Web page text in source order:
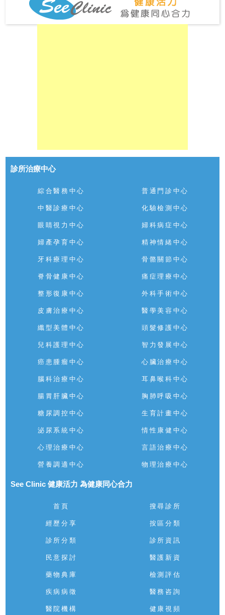
診所治療中心
綜合醫務中心 普通門診中心
中醫診療中心 化驗檢測中心
眼睛視力中心 婦科病症中心
婦產孕育中心 精神情緒中心
牙科療理中心 骨骼關節中心
脊骨健康中心 痛症理療中心
整形復康中心 外科手術中心
皮膚治療中心 醫學美容中心
纖型美體中心 頭髮修護中心
兒科護理中心 智力發展中心
癌患腫瘤中心 心臟治療中心
腦科治療中心 耳鼻喉科中心
腸胃肝臟中心 胸肺呼吸中心
糖尿調控中心 生育計畫中心
泌尿系統中心 情性康健中心
心理治療中心 言語治療中心
營養調適中心 物理治療中心
See Clinic 健康活力 為健康同心合力
首頁 搜尋診所
經歷分享 按區分類
診所分類 診所資訊
民意探討 醫護新資
藥物典庫 檢測評估
疾病病徵 醫務咨詢
醫院機構 健康視頻